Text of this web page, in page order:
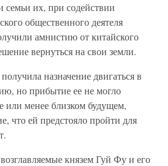
семьи их, при содействии
общественного деятеля
амнистию от китайского
вернуться на свои земли.
назначение двигаться в
но прибытие ее не могло
или менее близком будущем,
что ей предстояло пройти для
князем Гуй Фу и его